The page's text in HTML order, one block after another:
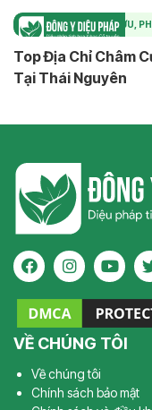
TOP ĐỊA CHỈ CHÂM CỨU,
Top Địa Chỉ Châm
Tại Thái Nguyên
VỀ CHÚNG TÔI
Về chúng tôi
Chính sách bảo mật